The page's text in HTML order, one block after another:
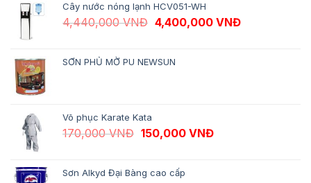
Cây nước nóng lạnh HCV051-WH
4,440,000VNĐ Giá gốc là: 4,440,000 VNĐ.
4,400,000 VNĐGiá hiện tại
SƠN PHỦ MỜ PU NEWSUN
Võ phục Karate Kata
170,000VNĐ Giá gốc là: 170,000 VNĐ.
150,000 VNĐGiá hiện tại là:
Sơn Alkyd Đại Bàng cao cấp